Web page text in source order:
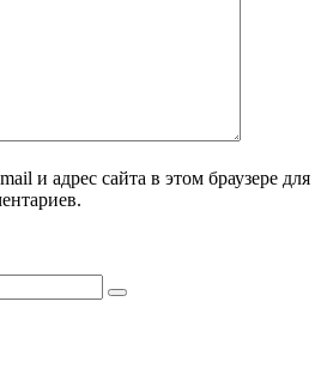
и адрес сайта в этом браузере для